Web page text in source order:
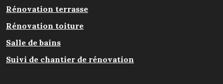
Rénovation terrasse
Rénovation toiture
Salle de bains
Suivi de chantier de rénovation